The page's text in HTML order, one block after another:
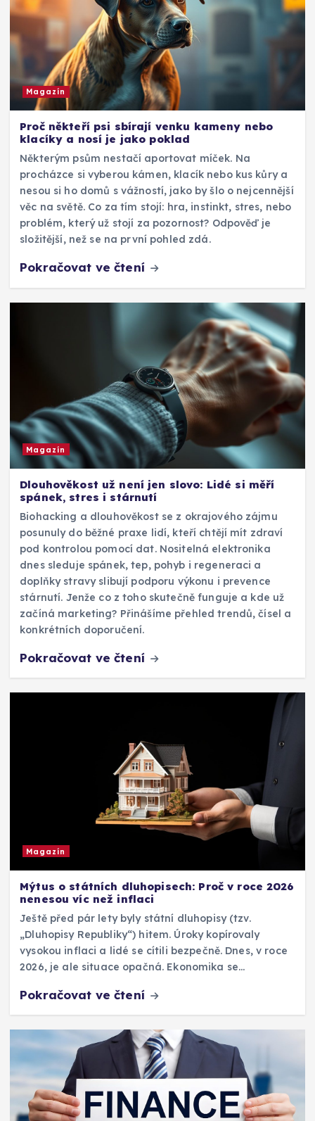
Magazín
Proč někteří psi sbírají venku kameny nebo
klacíky a nosí je jako poklad
Některým psům nestačí aportovat míček. Na
procházce si vyberou kámen, klacík nebo kus kůry a
nesou si ho domů s vážností, jako by šlo o nejcennější
věc na světě. Co za tím stojí: hra, instinkt, stres, nebo
problém, který už stojí za pozornost? Odpověď je
složitější, než se na první pohled zdá.
Pokračovat ve čtení
Magazín
Dlouhověkost už není jen slovo: Lidé si měří
spánek, stres i stárnutí
Biohacking a dlouhověkost se z okrajového zájmu
posunuly do běžné praxe lidí, kteří chtějí mít zdraví
pod kontrolou pomocí dat. Nositelná elektronika
dnes sleduje spánek, tep, pohyb i regeneraci a
doplňky stravy slibují podporu výkonu i prevence
stárnutí. Jenže co z toho skutečně funguje a kde už
začíná marketing? Přinášíme přehled trendů, čísel a
konkrétních doporučení.
Pokračovat ve čtení
Magazín
Mýtus o státních dluhopisech: Proč v roce 2026
nenesou víc než inflaci
Ještě před pár lety byly státní dluhopisy (tzv.
„Dluhopisy Republiky“) hitem. Úroky kopírovaly
vysokou inflaci a lidé se cítili bezpečně. Dnes, v roce
2026, je ale situace opačná. Ekonomika se…
Pokračovat ve čtení